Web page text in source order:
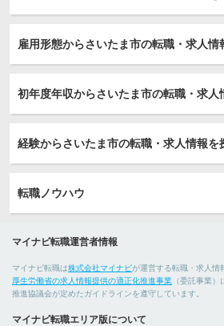
雇用形態からさいたま市の転職・求人情
初年度年収からさいたま市の転職・求人
経験からさいたま市の転職・求人情報を
転職ノウハウ
マイナビ転職運営者情報
マイナビ転職は株式会社マイナビが運営する転職・求人情
厚生労働省の求人情報提供の適正化推進事業 （委託事業
推進協議会が定めたガイドラインを遵守しています。
マイナビ転職エリア版について